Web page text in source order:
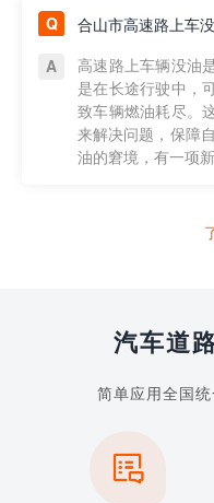
合山市高速路上车
高速路上车辆没油
是在长途行驶中，
致车辆燃油耗尽。
来解决问题，保障
油的窘境，有一项
汽车道
简单应用全国
